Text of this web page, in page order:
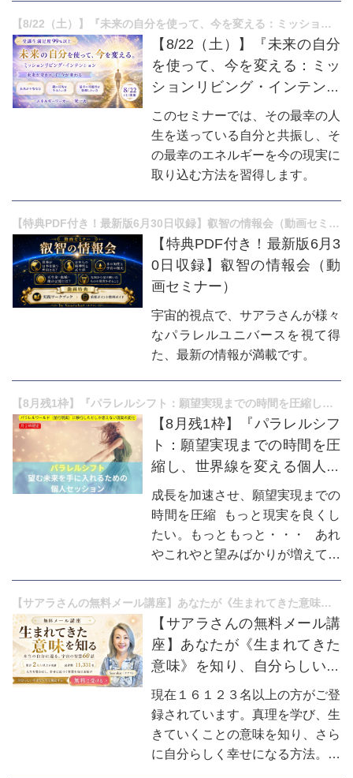
覚めさせます。それは、とてつも
ない可能性を秘めた人類の本当の
力です。
【8/22（土）】『未来の自分を使って、今を変える：ミッションリビング・インテンション』
【8/22（土）】『未来の自分
を使って、今を変える：ミッ
ションリビング・インテンシ
ョン』
このセミナーでは、その最幸の人
生を送っている自分と共振し、そ
の最幸のエネルギーを今の現実に
取り込む方法を習得します。
【特典PDF付き！最新版6月30日収録】叡智の情報会（動画セミナー）
【特典PDF付き！最新版6月3
0日収録】叡智の情報会（動
画セミナー）
宇宙的視点で、サアラさんが様々
なパラレルユニバースを視て得
た、最新の情報が満載です。
【8月残1枠】『パラレルシフト：願望実現までの時間を圧縮し、世界線を変える個人セッション 』
【8月残1枠】『パラレルシフ
ト：願望実現までの時間を圧
縮し、世界線を変える個人セ
ッション 』
成長を加速させ、願望実現までの
時間を圧縮 もっと現実を良くし
たい。もっともっと・・・ あれ
やこれやと望みばかりが増えてい
で沢山のセミナーや個人セッショ
ンに参加し、 何十万、何...
【サアラさんの無料メール講座】あなたが《生まれてきた意味》を知り、自分らしい幸せを生きる。
【サアラさんの無料メール講
座】あなたが《生まれてきた
意味》を知り、自分らしい幸
せを生きる。
現在１６１２３名以上の方がご登
録されています。真理を学び、生
きていくことの意味を知り、さら
に自分らしく幸せになる方法。１